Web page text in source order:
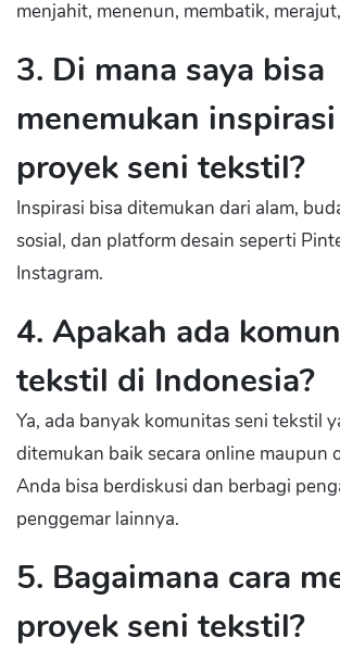
menjahit, menenun, membatik,
3. Di mana saya bisa
menemukan
proyek seni tekstil?
Inspirasi bisa ditemukan dari alam,
sosial, dan platform desain seperti
Instagram.
4. Apakah ada
tekstil di Indonesia?
Ya, ada banyak komunitas seni tekstil
ditemukan baik secara online maupun
Anda bisa berdiskusi dan berbagi
penggemar lainnya.
5. Bagaimana cara
proyek seni tekstil?